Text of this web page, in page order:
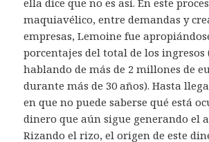
ella dice que no es así. En este
maquiavélico, entre demandas y
empresas, Lemoine fue
porcentajes del total de los ingresos
hablando de más de 2 millones de
durante más de 30 años). Hasta
en que no puede saberse qué está
dinero que aún sigue generando el
Rizando el rizo, el origen de este